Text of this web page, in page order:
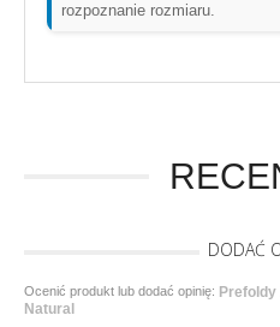
rozpoznanie rozmiaru.
DODAĆ
Ocenić produkt lub dodać opinię: Prefoldy
Natural